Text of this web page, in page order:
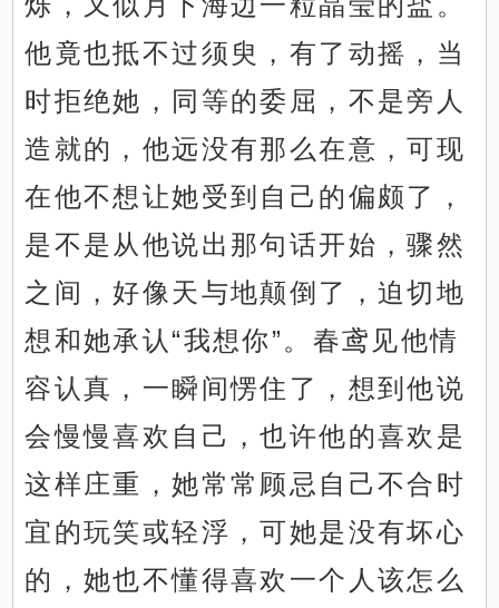
他竟也抵不过须臾，有了动摇，当
时拒绝她，同等的委屈，不是旁人
造就的，他远没有那么在意，可现
在他不想让她受到自己的偏颇了，
是不是从他说出那句话开始，骤然
之间，好像天与地颠倒了，迫切地
想和她承认“我想你”。春鸢见他情
容认真，一瞬间愣住了，想到他说
会慢慢喜欢自己，也许他的喜欢是
这样庄重，她常常顾忌自己不合时
宜的玩笑或轻浮，可她是没有坏心
的，她也不懂得喜欢一个人该怎么